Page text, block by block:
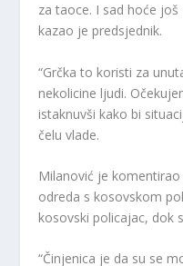
za taoce. I sad hoće
kazao je predsjednik.
“Grčka to koristi za
nekolicine ljudi.
istaknuvši kako bi
čelu vlade.
Milanović je
odreda s kosovskom
kosovski policajac, dok
“Činjenica je da su se